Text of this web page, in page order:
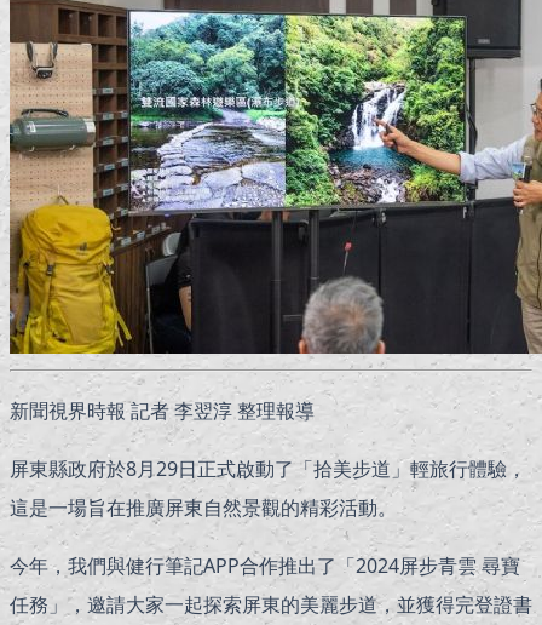
新聞視界時報 記者 李翌淳 整理報導
屏東縣政府於8月29日正式啟動了「拾美步道」輕旅行體驗，
這是一場旨在推廣屏東自然景觀的精彩活動。
今年，我們與健行筆記APP合作推出了「2024屏步青雲 尋寶
任務」，邀請大家一起探索屏東的美麗步道，並獲得完登證書